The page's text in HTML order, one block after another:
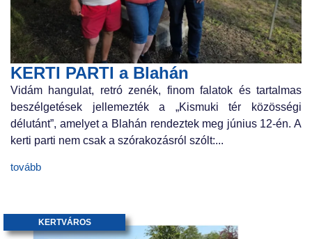
KERTI PARTI a Blahán
Vidám hangulat, retró zenék, finom falatok és tartalmas
beszélgetések jellemezték a „Kismuki tér közösségi
délutánt”, amelyet a Blahán rendeztek meg június 12-én. A
kerti parti nem csak a szórakozásról szólt:...
tovább
KERTVÁROS